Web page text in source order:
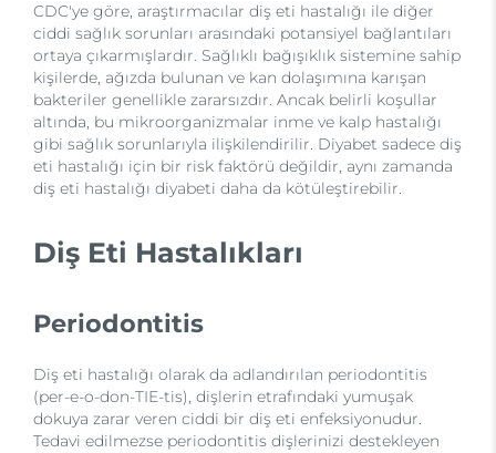
CDC'ye göre, araştırmacılar diş eti hastalığı ile diğer
ciddi sağlık sorunları arasındaki potansiyel bağlantıları
ortaya çıkarmışlardır. Sağlıklı bağışıklık sistemine sahip
kişilerde, ağızda bulunan ve kan dolaşımına karışan
bakteriler genellikle zararsızdır. Ancak belirli koşullar
altında, bu mikroorganizmalar inme ve kalp hastalığı
gibi sağlık sorunlarıyla ilişkilendirilir. Diyabet sadece diş
eti hastalığı için bir risk faktörü değildir, aynı zamanda
diş eti hastalığı diyabeti daha da kötüleştirebilir.
Diş Eti Hastalıkları
Periodontitis
Diş eti hastalığı olarak da adlandırılan periodontitis
(per-e-o-don-TIE-tis), dişlerin etrafındaki yumuşak
dokuya zarar veren ciddi bir diş eti enfeksiyonudur.
Tedavi edilmezse periodontitis dişlerinizi destekleyen